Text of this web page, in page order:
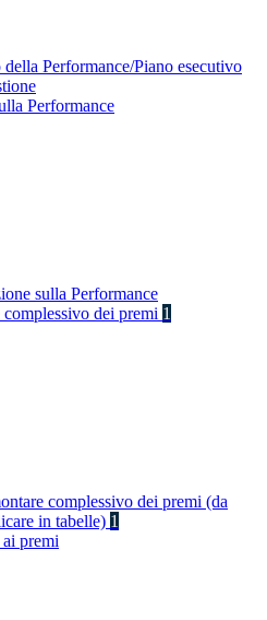
della Performance/Piano esecutivo
Performance
sulla Performance
dei premi 1
complessivo dei premi (da
in tabelle) 1
premi